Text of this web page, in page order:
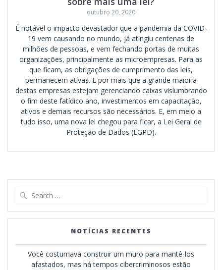
outubro 20, 2020
É notável o impacto devastador que a pandemia da COVID-
19 vem causando no mundo, já atingiu centenas de
milhões de pessoas, e vem fechando portas de muitas
organizações, principalmente as microempresas. Para as
que ficam, as obrigações de cumprimento das leis,
permanecem ativas. E por mais que a grande maioria
destas empresas estejam gerenciando caixas vislumbrando
o fim deste fatídico ano, investimentos em capacitação,
ativos e demais recursos são necessários. E, em meio a
tudo isso, uma nova lei chegou para ficar, a Lei Geral de
Proteção de Dados (LGPD).
NOTÍCIAS RECENTES
Você costumava construir um muro para mantê-los
afastados, mas há tempos cibercriminosos estão